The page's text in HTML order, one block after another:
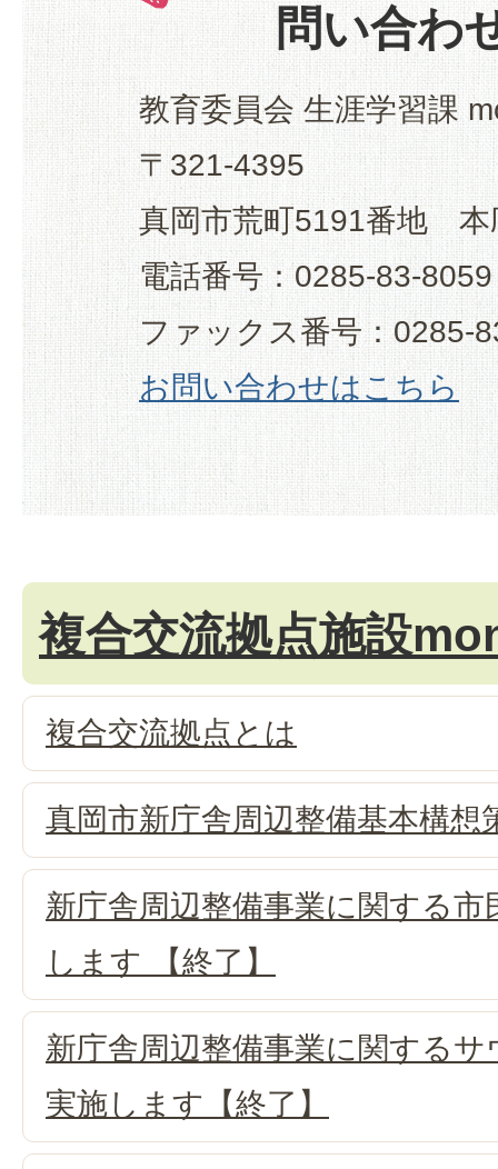
問い合わ
教育委員会 生涯学習課
〒321-4395
真岡市荒町5191番地 本
電話番号：0285-83-8059
ファックス番号：0285-
お問い合わせはこちら
複合交流拠点施設
複合交流拠点とは
真岡市新庁舎周辺整備基本構想
新庁舎周辺整備事業に関する
します 【終了】
新庁舎周辺整備事業に関する
実施します【終了】